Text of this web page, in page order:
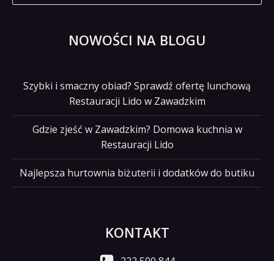
NOWOŚCI NA BLOGU
Szybki i smaczny obiad? Sprawdź ofertę lunchową
Restauracji Lido w Zawadzkim
Gdzie zjeść w Zawadzkim? Domowa kuchnia w
Restauracji Lido
Najlepsza hurtownia biżuterii i dodatków do butiku
KONTAKT